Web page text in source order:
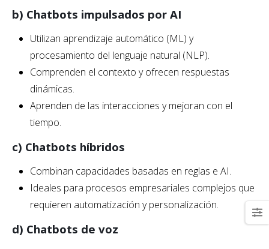
b) Chatbots impulsados ​​por AI
Utilizan aprendizaje automático (ML) y
procesamiento del lenguaje natural (NLP).
Comprenden el contexto y ofrecen respuestas
dinámicas.
Aprenden de las interacciones y mejoran con el
tiempo.
c) Chatbots híbridos
Combinan capacidades basadas en reglas e AI.
Ideales para procesos empresariales complejos que
requieren automatización y personalización.
d) Chatbots de voz